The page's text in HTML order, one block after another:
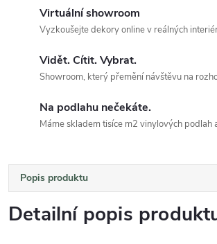
Virtuální showroom
Vyzkoušejte dekory online v reálných
Vidět. Cítit. Vybrat.
Showroom, který přemění návštěvu na
Na podlahu nečekáte.
Máme skladem tisíce m2 vinylových podlah
Popis produktu
Detailní popis